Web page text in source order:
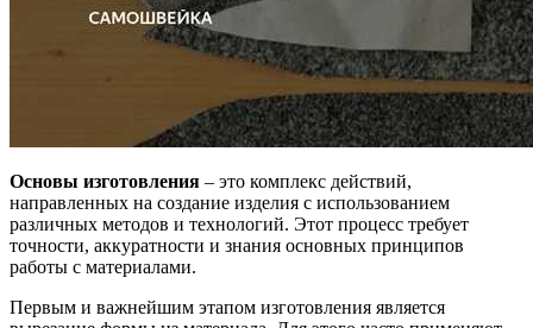
Основы изготовления – это комплекс действий,
направленных на создание изделия с использованием
различных методов и технологий. Этот процесс требует
точности, аккуратности и знания основных принципов
работы с материалами.
Первым и важнейшим этапом изготовления является